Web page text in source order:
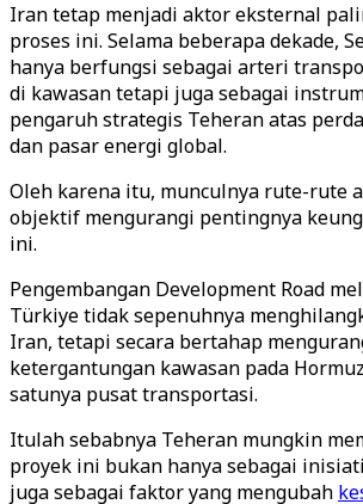
Iran tetap menjadi aktor eksternal
proses ini. Selama beberapa dekade,
hanya berfungsi sebagai arteri
di kawasan tetapi juga sebagai
pengaruh strategis Teheran atas
dan pasar energi global.
Oleh karena itu, munculnya rute-rute
objektif mengurangi pentingnya
ini.
Pengembangan Development Road
Türkiye tidak sepenuhnya
Iran, tetapi secara bertahap
ketergantungan kawasan pada
satunya pusat transportasi.
Itulah sebabnya Teheran mungkin
proyek ini bukan hanya sebagai
juga sebagai faktor yang mengubah